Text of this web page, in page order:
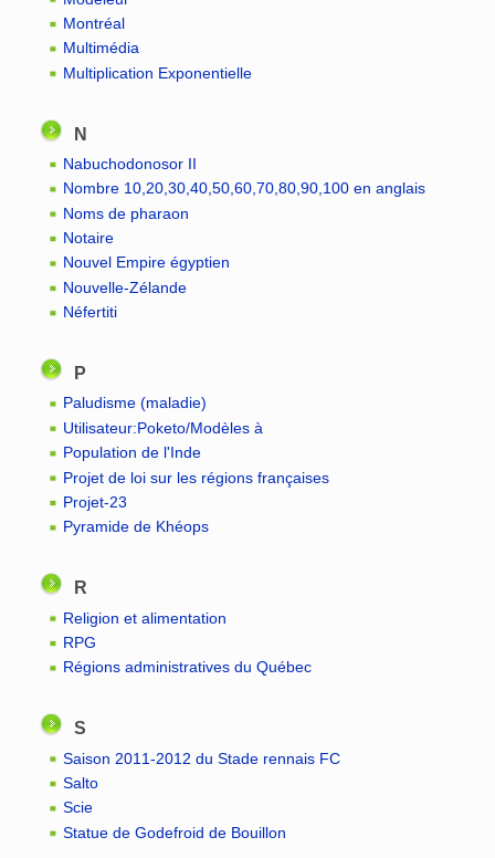
Montréal
Multimédia
Multiplication Exponentielle
N
Nabuchodonosor II
Nombre 10,20,30,40,50,60,70,80,90,100 en anglais
Noms de pharaon
Notaire
Nouvel Empire égyptien
Nouvelle-Zélande
Néfertiti
P
Paludisme (maladie)
Utilisateur:Poketo/Modèles à
Population de l'Inde
Projet de loi sur les régions françaises
Projet-23
Pyramide de Khéops
R
Religion et alimentation
RPG
Régions administratives du Québec
S
Saison 2011-2012 du Stade rennais FC
Salto
Scie
Statue de Godefroid de Bouillon